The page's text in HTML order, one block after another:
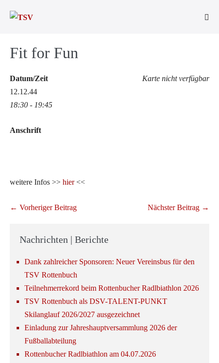
Inhalt
Fit for Fun
Karte nicht verfügbar
Datum/Zeit
12.12.44
18:30 - 19:45
Anschrift
weitere Infos >> hier<<
Beitragsnavigation
← Vorheriger Beitrag Nächster Beitrag →
Nachrichten | Berichte
Dank zahlreicher Sponsoren: Neuer Vereinsbus für den
TSV Rottenbuch
Teilnehmerrekord beim Rottenbucher Radlbiathlon 2026
TSV Rottenbuch als DSV-TALENT-PUNKT
Skilanglauf 2026/2027 ausgezeichnet
Einladung zur Jahreshauptversammlung 2026 der
Fußballabteilung
Rottenbucher Radlbiathlon am 04.07.2026